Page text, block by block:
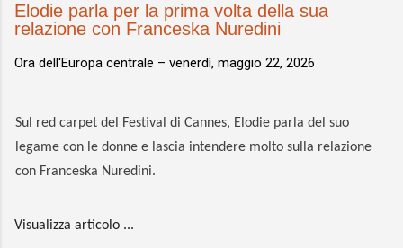
Elodie parla per la prima volta della sua
relazione con Franceska Nuredini
Ora dell'Europa centrale – venerdì, maggio 22, 2026
Sul red carpet del Festival di Cannes, Elodie parla del suo
legame con le donne e lascia intendere molto sulla relazione
con Franceska Nuredini.
Visualizza articolo ...